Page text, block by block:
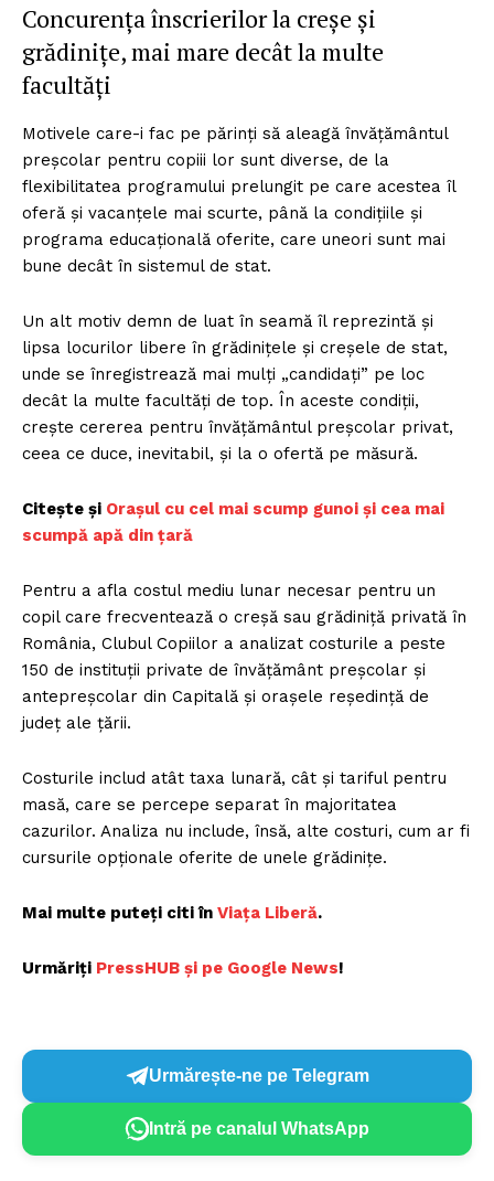
Concurența înscrierilor la creșe și
grădinițe, mai mare decât la multe
facultăți
Motivele care-i fac pe părinți să aleagă învățământul
preșcolar pentru copiii lor sunt diverse, de la
flexibilitatea programului prelungit pe care acestea îl
oferă și vacanțele mai scurte, până la condițiile și
programa educațională oferite, care uneori sunt mai
bune decât în sistemul de stat.
Un alt motiv demn de luat în seamă îl reprezintă și
lipsa locurilor libere în grădinițele și creșele de stat,
unde se înregistrează mai mulți „candidați” pe loc
decât la multe facultăți de top. În aceste condiții,
crește cererea pentru învățământul preșcolar privat,
ceea ce duce, inevitabil, și la o ofertă pe măsură.
Citește și Orașul cu cel mai scump gunoi și cea mai
scumpă apă din țară
Pentru a afla costul mediu lunar necesar pentru un
copil care frecventează o creșă sau grădiniță privată în
România, Clubul Copiilor a analizat costurile a peste
150 de instituții private de învățământ preșcolar și
antepreșcolar din Capitală și orașele reședință de
județ ale țării.
Costurile includ atât taxa lunară, cât și tariful pentru
masă, care se percepe separat în majoritatea
cazurilor. Analiza nu include, însă, alte costuri, cum ar fi
cursurile opționale oferite de unele grădinițe.
Mai multe puteți citi în Viața Liberă.
Urmăriți PressHUB și pe Google News!
Urmărește-ne pe Telegram
Intră pe canalul WhatsApp